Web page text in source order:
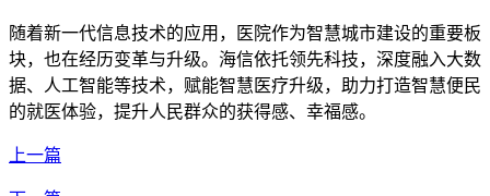
随着新一代信息技术的应用，医院作为智慧城市建设的重要板
块，也在经历变革与升级。海信依托领先科技，深度融入大数
据、人工智能等技术，赋能智慧医疗升级，助力打造智慧便民
的就医体验，提升人民群众的获得感、幸福感。
上一篇